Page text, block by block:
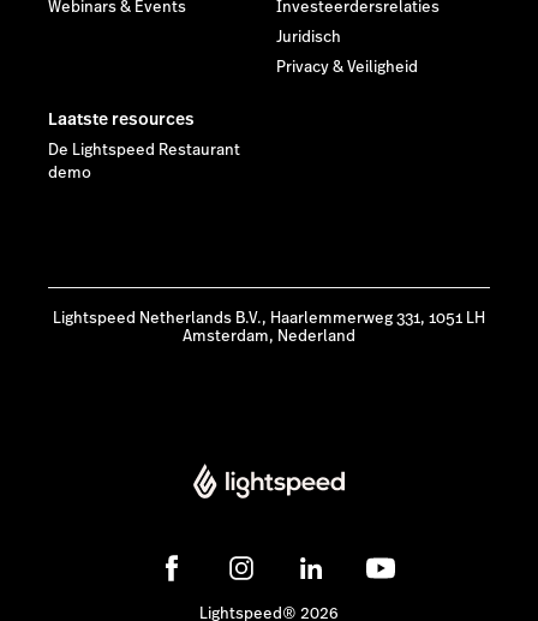
Webinars & Events
Investeerdersrelaties
Juridisch
Privacy & Veiligheid
Laatste resources
De Lightspeed Restaurant
demo
Lightspeed Netherlands B.V., Haarlemmerweg 331, 1051 LH
Amsterdam, Nederland
Lightspeed® 2026